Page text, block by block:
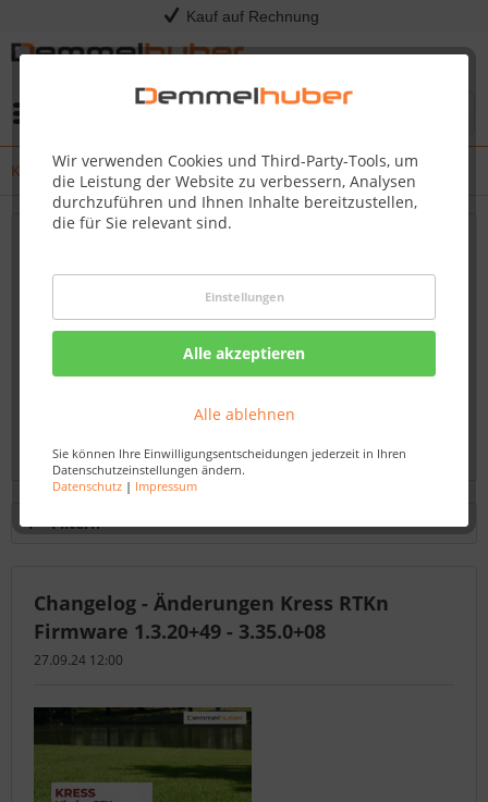
Kauf auf Rechnung
Wir verwenden Cookies und Third-Party-Tools, um
die Leistung der Website zu verbessern, Analysen
durchzuführen und Ihnen Inhalte bereitzustellen,
die für Sie relevant sind.
Einstellungen
Alle akzeptieren
Alle ablehnen
Sie können Ihre Einwilligungsentscheidungen jederzeit in Ihren
Datenschutzeinstellungen ändern.
Datenschutz| Impressum
Kress - Release Notes
für Ihren Kress Mission RTKn – Bleiben Sie
immer auf dem Laufenden
Willkommen auf unserem Blog, Ihrem verlässlichen
Fachhändler für Kress-Produkte. Hier finden Sie
umfassende und aktuelle Informationen zu Firmware-
mehr erfahren »
Filtern
Changelog - Änderungen Kress RTKn
Firmware 1.3.20+49 - 3.35.0+08
27.09.24 12:00